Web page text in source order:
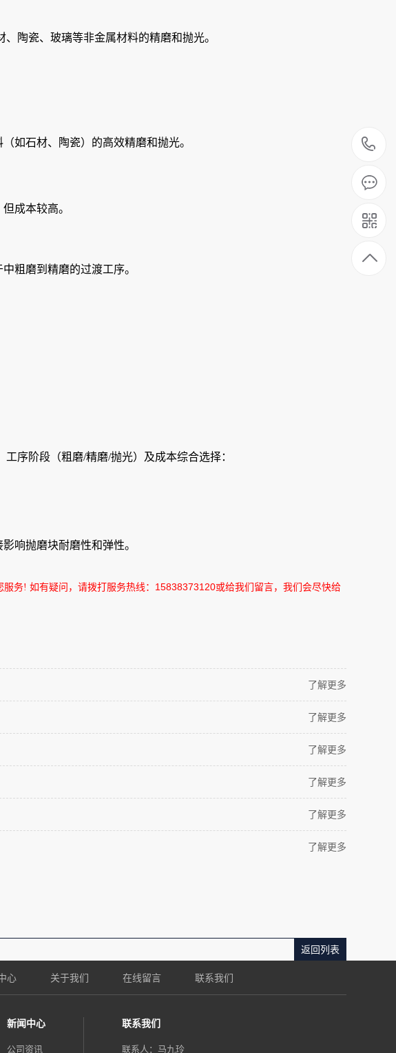
陶瓷、玻璃等非金属材料的精磨和抛光‌。
如石材、陶瓷）的高效精磨和抛光‌。
成本较高‌。
粗磨到精磨的过渡工序‌。
序阶段‌（粗磨/精磨/抛光）及‌成本‌综合选择：
响抛磨块耐磨性和弹性‌。
服务! 如有疑问，请拨打服务热线： 15838373120或给我们留言，我们会尽快给
了解更多
了解更多
了解更多
了解更多
了解更多
了解更多
返回列表
心 关于我们 在线留言 联系我们
新闻中心
公司资讯
联系我们
联系人：马九玲